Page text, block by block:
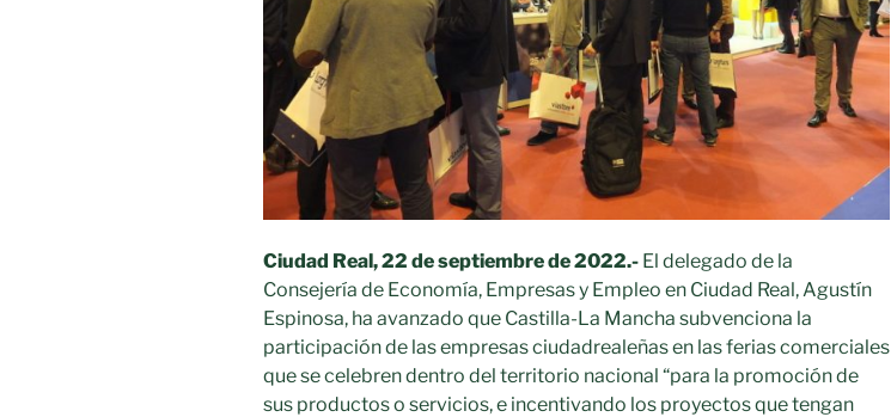
Ciudad Real, 22 de septiembre de 2022.- El delegado de la
Consejería de Economía, Empresas y Empleo en Ciudad Real, Agustín
Espinosa, ha avanzado que Castilla-La Mancha subvenciona la
participación de las empresas ciudadrealeñas en las ferias comerciales
que se celebren dentro del territorio nacional “para la promoción de
sus productos o servicios, e incentivando los proyectos que tengan